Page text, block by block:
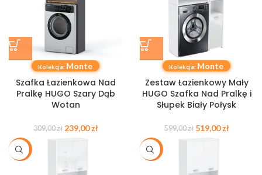
Kolekcja: Monte
Szafka Łazienkowa Nad
Pralkę HUGO Szary Dąb
Wotan
309,00zł 239,00zł
Kolekcja: Monte
Zestaw Łazienkowy Mały
HUGO Szafka Nad Pralkę i
Słupek Biały Połysk
599,00zł 519,00zł
-23% -26%